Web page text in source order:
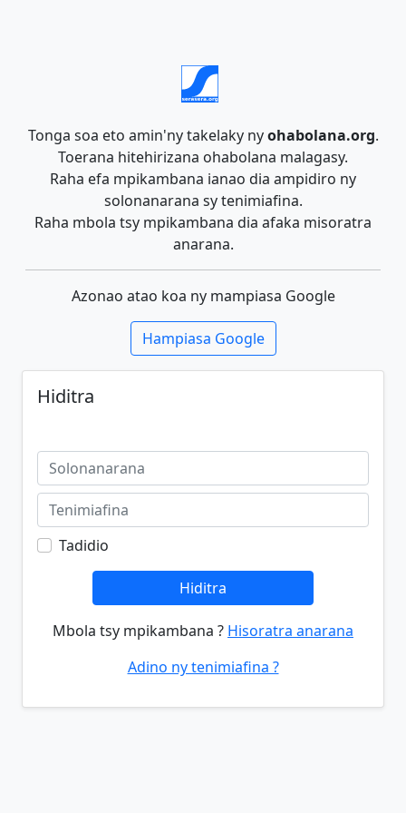
Tonga soa eto amin'ny takelaky nyohabolana.org.
Toerana hitehirizana ohabolana malagasy.
Raha efa mpikambana ianao dia ampidiro ny
solonanarana sy tenimiafina.
Raha mbola tsy mpikambana dia afaka misoratra
anarana.
Azonao atao koa ny mampiasa Google
Hampiasa Google
Hiditra
Tadidio
Hiditra
Mbola tsy mpikambana ? Hisoratra anarana
Adino ny tenimiafina ?